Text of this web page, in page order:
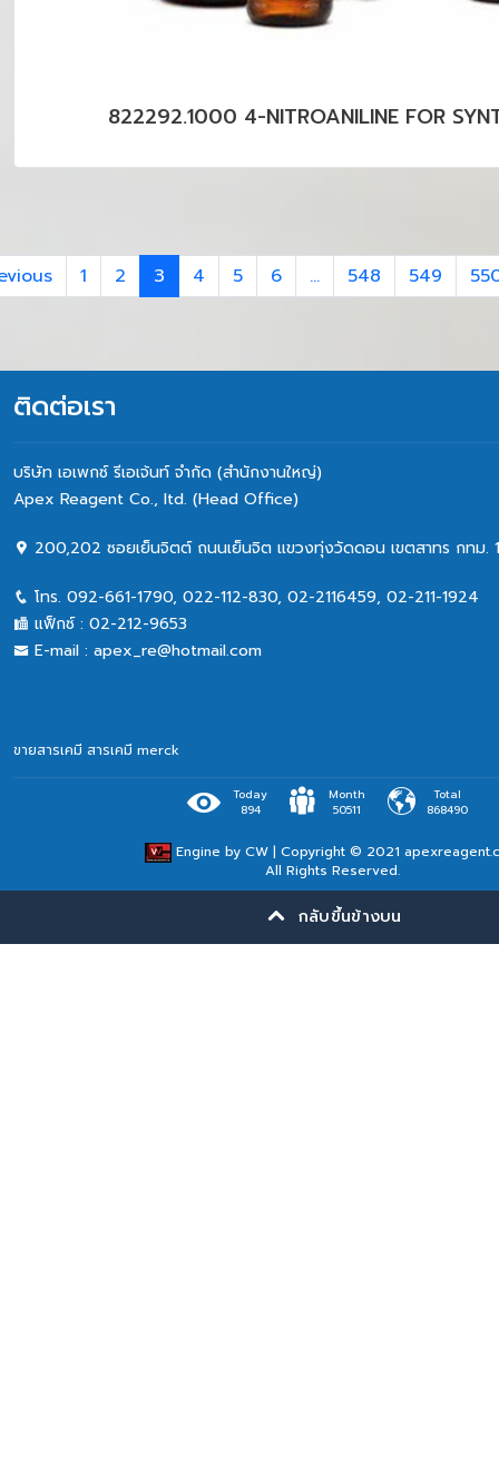
822292.1000 4-NITROANILINE FOR
1 2 3 4 5 6 ... 548 549
ติดต่อเรา
บริษัท เอเพกซ์ รีเอเจ้นท์ จำกัด (สำนักงานใหญ่)
Apex Reagent Co., Itd. (Head Office)
200,202 ซอยเย็นจิตต์ ถนนเย็นจิต แขวงทุ่งวัดดอน เขตสาทร กทม.
โทร. 092-661-1790, 022-112-830, 02-2116459, 02-211-1924
แฟ็กซ์ : 02-212-9653
E-mail : apex_re@hotmail.com
ขายสารเคมี สารเคมี merck
Engine by CW| Copyright © 2021
All Rights Reserved.
Today
894
Month
50511
Total
868490
กลับขึ้นข้างบน